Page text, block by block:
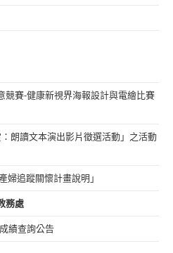
競賽-健康新視界海報設計與電繪比賽
朗讀文本演出影片徵選活動」之活動
婦追蹤關懷計畫說明」
務處
績查詢公告